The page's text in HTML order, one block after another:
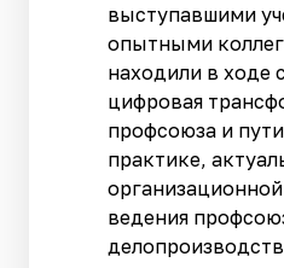
выступавшими
опытными
находили в ходе
цифровая
профсоюза и
практике,
ведения